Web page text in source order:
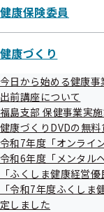
健康保険委員
健康づくり
今日から始める健康事
出前講座について
福島支部 保健事業実
健康づくりDVDの無料
令和7年度「オンライ
令和6年度「メンタル
「ふくしま健康経営
「令和7年度ふくし
定しました
地方自治体
協会けんぽTOP